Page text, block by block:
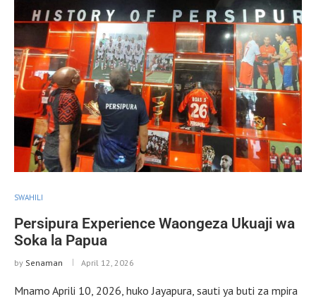
SWAHILI
Persipura Experience Waongeza Ukuaji wa
Soka la Papua
by Senaman April 12, 2026
Mnamo Aprili 10, 2026, huko Jayapura, sauti ya buti za mpira